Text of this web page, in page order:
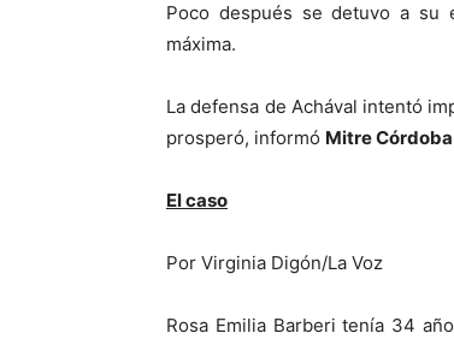
Poco después se detuvo a su
máxima.
La defensa de Achával intentó
prosperó, informó Mitre Córdoba
El caso
Por Virginia Digón/La Voz
Rosa Emilia Barberi tenía 34